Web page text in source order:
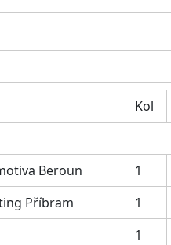
Kol
Beroun 1
Příbram 1
1